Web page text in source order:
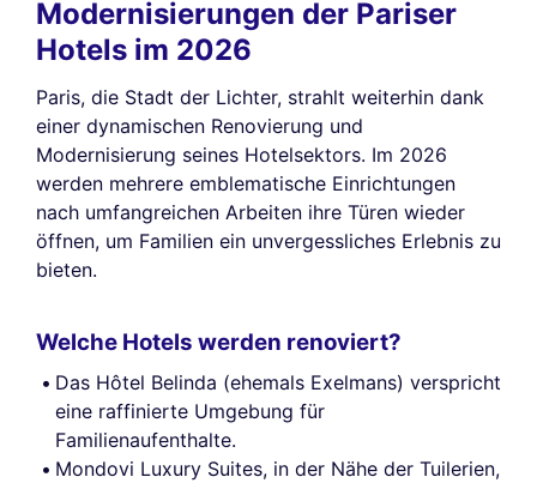
Modernisierungen der Pariser
Hotels im 2026
Paris, die Stadt der Lichter, strahlt weiterhin dank
einer dynamischen Renovierung und
Modernisierung seines Hotelsektors. Im 2026
werden mehrere emblematische Einrichtungen
nach umfangreichen Arbeiten ihre Türen wieder
öffnen, um Familien ein unvergessliches Erlebnis zu
bieten.
Welche Hotels werden renoviert?
Das Hôtel Belinda (ehemals Exelmans) verspricht
eine raffinierte Umgebung für
Familienaufenthalte.
Mondovi Luxury Suites, in der Nähe der Tuilerien,